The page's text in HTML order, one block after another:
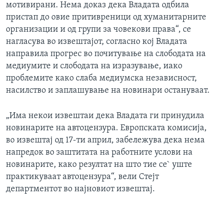
мотивирани. Нема доказ дека Владата одбила
пристап до овие притивреници од хуманитарните
организации и од групи за човекови права“, се
нагласува во извештајот, согласно кој Владата
направила прогрес во почитување на слободата на
медиумите и слободата на изразување, иако
проблемите како слаба медиумска независност,
насилство и заплашување на новинари остануваат.
„Има некои извештаи дека Владата ги принудила
новинарите на автоцензура. Европската комисија,
во извештај од 17-ти април, забележува дека нема
напредок во заштитата на работните услови на
новинарите, како резултат на што тие се` уште
практикуваат автоцензура“, вели Стејт
департментот во најновиот извештај.